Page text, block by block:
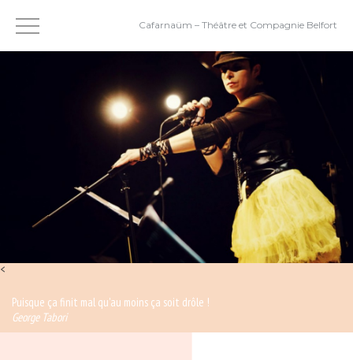
<
Puisque ça finit mal qu'au moins ça soit drôle !
George Tabori
Cafarnaüm – Théâtre et Compagnie Belfort